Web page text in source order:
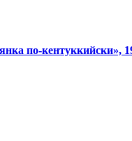
по-кентуккийски»,